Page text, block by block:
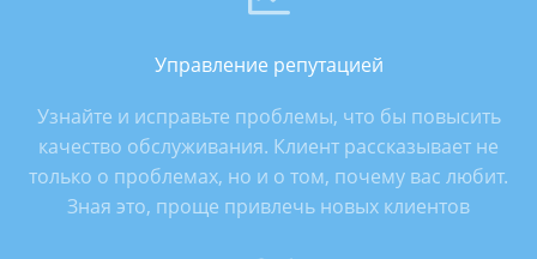
Управление репутацией
Узнайте и исправьте проблемы, что бы повысить
качество обслуживания. Клиент рассказывает не
только о проблемах, но и о том, почему вас любит.
Зная это, проще привлечь новых клиентов